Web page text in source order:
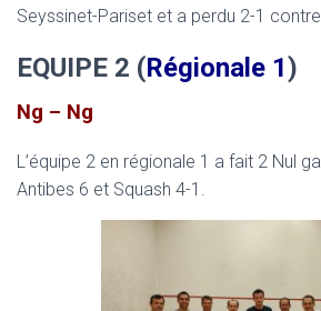
Seyssinet-Pariset et a perdu 2-1
EQUIPE 2 (Régionale 1)
Ng – Ng
L’équipe 2 en régionale 1 a fait 2 Nul
Antibes 6 et Squash 4-1.